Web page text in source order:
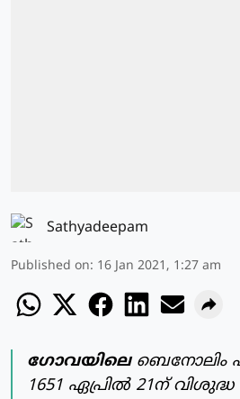
Sathyadeepam
Published on: 16 Jan 2021, 1:27 am
ഗോവയിലെബെനോലിം
1651 ഏപ്രില്‍ 21ന്